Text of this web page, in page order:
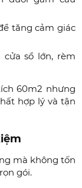
tăng cảm giác
sổ lớn, rèm
60m2 nhưng
hợp lý và tận
mà không tốn
gói.